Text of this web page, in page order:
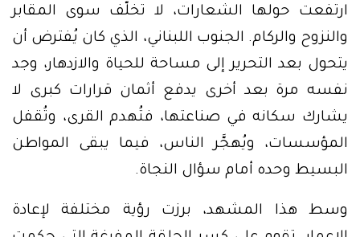
ارتفعت حولها الشعارات، لا تخلّف سوى المقابر
والنزوح والركام. الجنوب اللبناني، الذي كان يُفترض أن
يتحول بعد التحرير إلى مساحة للحياة والازدهار، وجد
نفسه مرة بعد أخرى يدفع أثمان قرارات كبرى لا
يشارك سكانه في صناعتها، فتُهدم القرى، وتُقفل
المؤسسات، ويُهجَّر الناس، فيما يبقى المواطن
البسيط وحده أمام سؤال النجاة.
وسط هذا المشهد، برزت رؤية مختلفة لإعادة